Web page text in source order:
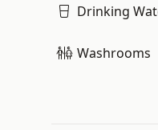
Drinking
Washrooms